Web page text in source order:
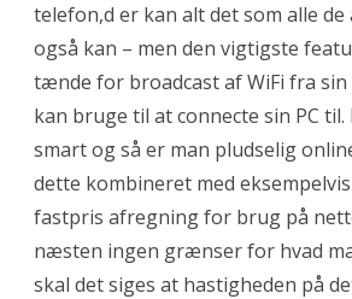
telefon,d er kan alt det som alle
også kan – men den vigtigste
tænde for broadcast af WiFi fra
kan bruge til at connecte sin PC
smart og så er man pludselig
dette kombineret med
fastpris afregning for brug på
næsten ingen grænser for hvad
skal det siges at hastigheden på